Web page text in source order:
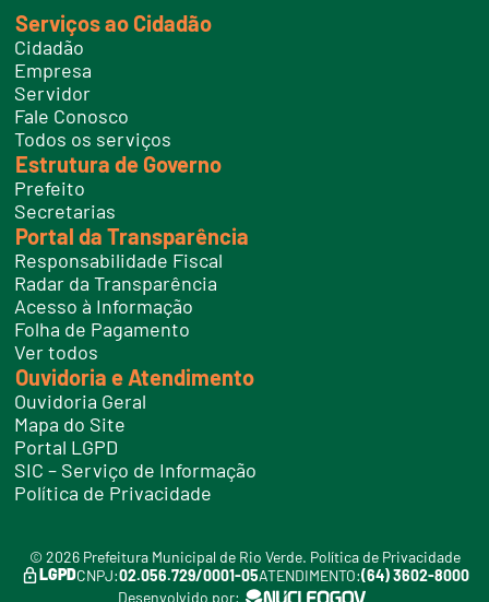
t
e
l
f
o
e
s
Serviços ao Cidadão
Cidadão
Empresa
Servidor
Fale Conosco
Todos os serviços
Estrutura de Governo
Prefeito
Secretarias
Portal da Transparência
Responsabilidade Fiscal
Radar da Transparência
Acesso à Informação
Folha de Pagamento
Ver todos
Ouvidoria e Atendimento
Ouvidoria Geral
Mapa do Site
Portal LGPD
SIC – Serviço de Informação
Política de Privacidade
© 2026 Prefeitura Municipal de Rio Verde. Política de Privacidade
LGPDCNPJ:02.056.729/0001-05ATENDIMENTO:(64) 3602-8000
Desenvolvido por: